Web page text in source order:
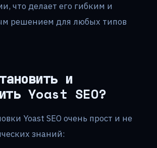
что делает его гибким и
решением для любых типов
и
Yoast SEO?
Yoast SEO очень прост и не
знаний: